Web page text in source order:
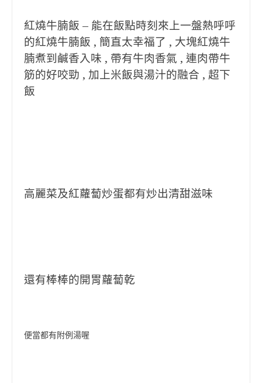
紅燒牛腩飯 – 能在飯點時刻來上一盤熱呼呼
的紅燒牛腩飯 , 簡直太幸福了 , 大塊紅燒牛
腩煮到鹹香入味 , 帶有牛肉香氣 , 連肉帶牛
筋的好咬勁 , 加上米飯與湯汁的融合 , 超下
飯
高麗菜及紅蘿蔔炒蛋都有炒出清甜滋味
還有棒棒的開胃蘿蔔乾
便當都有附例湯喔